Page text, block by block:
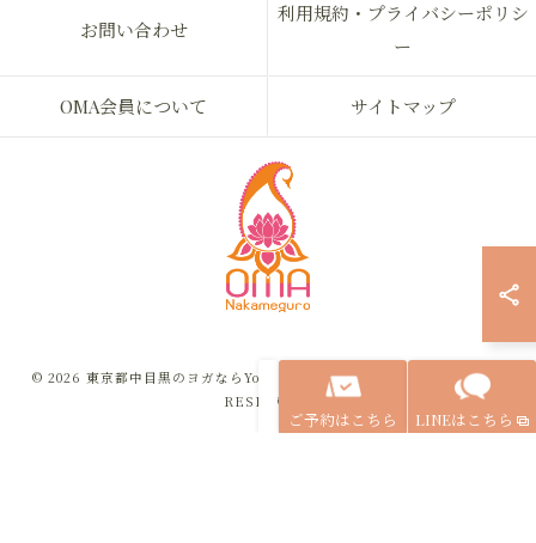
ご予約はこちら LINEはこちら
お問い合わせ
利用規約・プライバシーポリシ
ー
OMA会員について サイトマップ
© 2026 東京都中目黒のヨガならYoga & Ayurveda OMA ALL RIGHTS
RESERVED.